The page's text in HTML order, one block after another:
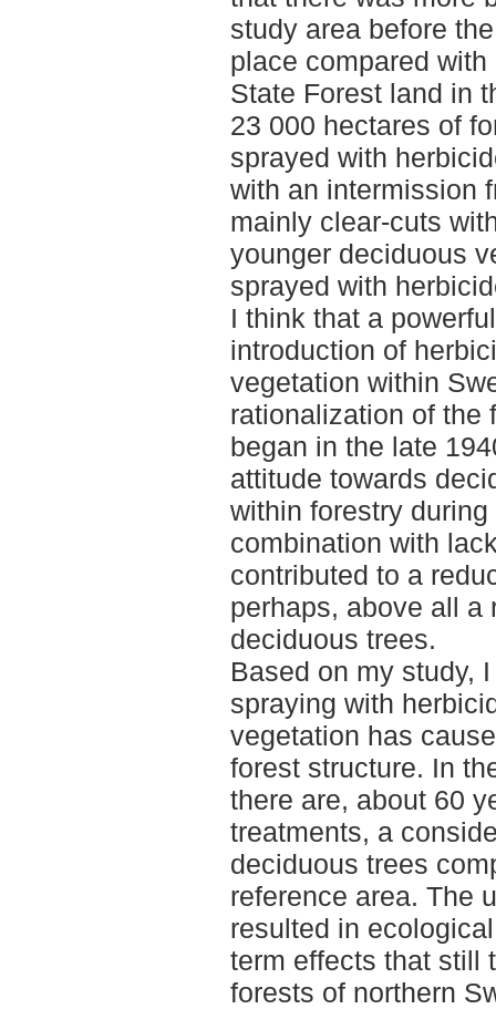
study area before
place compared
State Forest land in
23 000 hectares of
sprayed with
with an intermission
mainly clear-cuts
younger deciduous
sprayed with
I think that a
introduction of
vegetation within
rationalization of the
began in the late
attitude towards
within forestry
combination with
contributed to a
perhaps, above all a
deciduous trees.
Based on my study,
spraying with
vegetation has
forest structure. In
there are, about 60
treatments, a
deciduous trees
reference area. The
resulted in
term effects that still
forests of northern